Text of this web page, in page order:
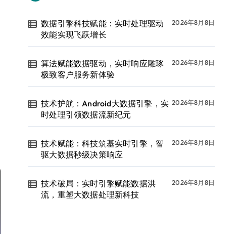
数据引擎科技赋能：实时处理驱动
效能实现飞跃增长
2026年8月8日
算法赋能数据驱动，实时响应雕琢
极致客户服务新体验
2026年8月8日
技术护航：Android大数据引擎，实
时处理引领数据流新纪元
2026年8月8日
技术赋能：科技筑基实时引擎，智
驱大数据秒级决策响应
2026年8月8日
技术破局：实时引擎赋能数据洪
流，重塑大数据处理新科技
2026年8月8日